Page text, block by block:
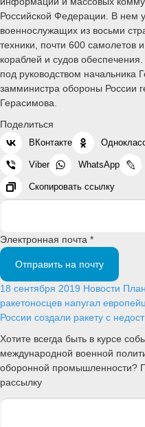
Российской Федерации. В нем
военнослужащих из восьми
техники, почти 600 самолетов
кораблей и судов
под руководством
замминистра обороны России
Герасимова.
Поделиться
ВКонтакте
Viber WhatsApp
Скопировать ссылку
Электронная почта *
Отправить на почту
18 сентября 2019 Новости
ракетоносцев напугал
России создали ракету с
Хотите всегда быть в курсе
международной военной
оборонной промышленности?
рассылку